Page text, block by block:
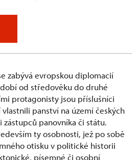
zabývá evropskou diplomacií
od středověku do druhé
protagonisty jsou příslušníci
panství na území českých
panovníka či státu.
ty osobnosti, jež po sobě
otisku v politické historii
písemné či osobní